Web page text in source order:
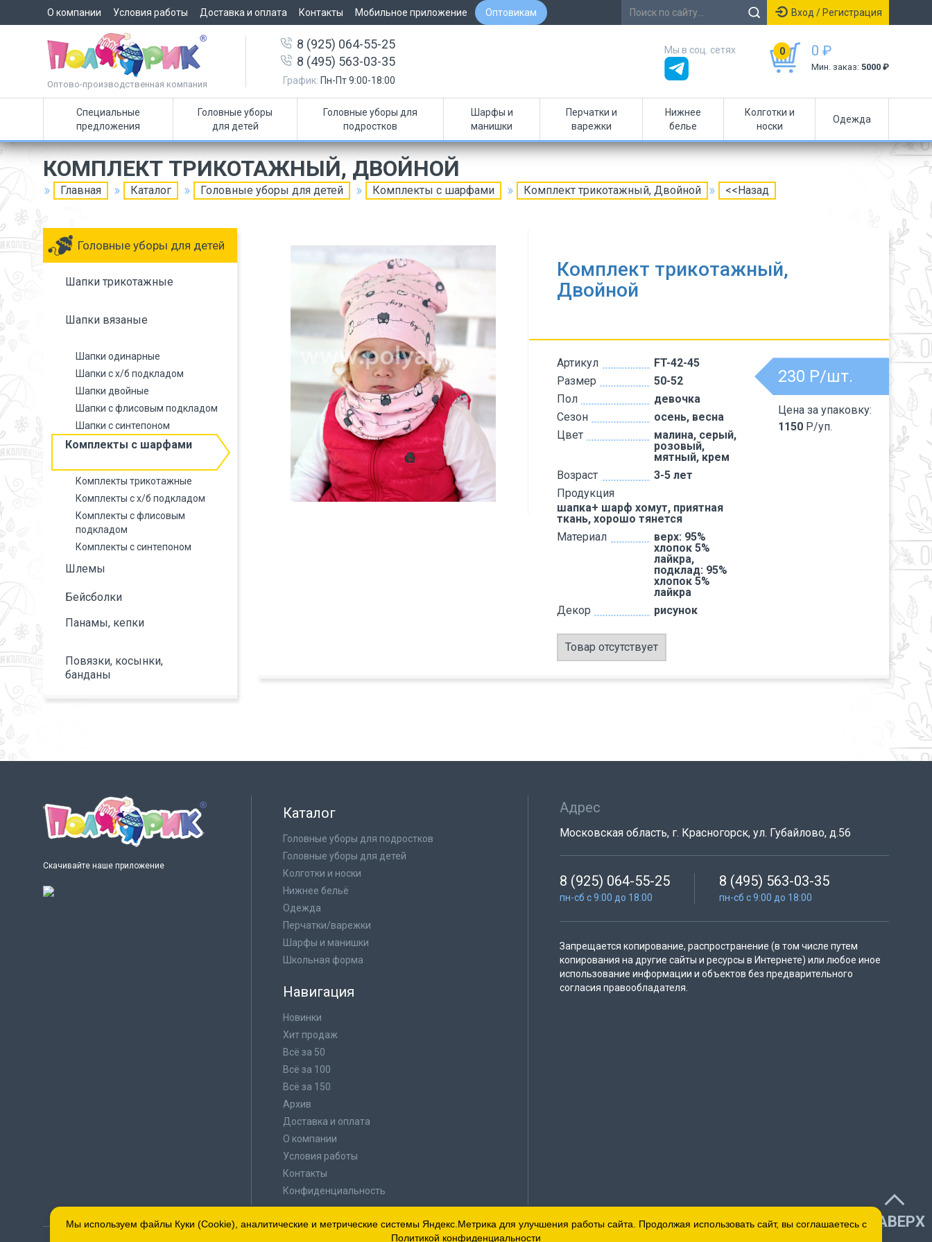
О компании Условия работы Доставка и оплата Контакты Мобильное приложение Оптовикам Вход / Регистрация
Оптово-производственная компания
8 (925) 064-55-25
8 (495) 563-03-35
График: Пн-Пт 9:00-18:00
0 0 ₽
Мин. заказ: 5000 ₽
Мы в соц. сетях
Специальные
предложения
Головные уборы
для детей
Головные уборы для
подростков
Шарфы и
манишки
Перчатки и
варежки
Нижнее
белье
Колготки и
носки
Одежда
КОМПЛЕКТ ТРИКОТАЖНЫЙ, ДВОЙНОЙ
Главная Каталог Головные уборы для детей Комплекты с шарфами Комплект трикотажный, Двойной <<Назад
Головные уборы для детей
Шапки трикотажные
Шапки вязаные
Шапки одинарные
Шапки с х/б подкладом
Шапки двойные
Шапки с флисовым подкладом
Шапки с синтепоном
Комплекты с шарфами
Комплекты трикотажные
Комплекты с х/б подкладом
Комплекты с флисовым
подкладом
Комплекты с синтепоном
Шлемы
Бейсболки
Панамы, кепки
Повязки, косынки,
банданы
Комплект трикотажный,
Двойной
Артикул
FT-42-45
Размер
50-52
Пол
девочка
Сезон
осень, весна
Цвет
малина, серый,
розовый,
мятный, крем
Возраст
3-5 лет
Продукция
шапка+ шарф хомут, приятная
ткань, хорошо тянется
Материал
верх: 95%
хлопок 5%
лайкра,
подклад: 95%
хлопок 5%
лайкра
Декор
рисунок
230 Р/шт.
Цена за упаковку:
1150 Р/уп.
Товар отсутствует
Скачивайте наше приложение
Каталог
Головные уборы для подростков
Головные уборы для детей
Колготки и носки
Нижнее бельё
Одежда
Перчатки/варежки
Шарфы и манишки
Школьная форма
Навигация
Новинки
Хит продаж
Всё за 50
Всё за 100
Всё за 150
Архив
Доставка и оплата
О компании
Условия работы
Контакты
Конфиденциальность
Адрес
Московская область, г. Красногорск, ул. Губайлово, д.56
8 (925) 064-55-25
пн-сб с 9:00 до 18:00
8 (495) 563-03-35
пн-сб с 9:00 до 18:00
Запрещается копирование, распространение (в том числе путем
копирования на другие сайты и ресурсы в Интернете) или любое иное
использование информации и объектов без предварительного
согласия правообладателя.
НАВЕРХ
Мы используем файлы Куки (Cookie), аналитические и метрические системы Яндекс.Метрика для улучшения работы сайта. Продолжая использовать сайт, вы соглашаетесь с
Политикой конфиденциальности